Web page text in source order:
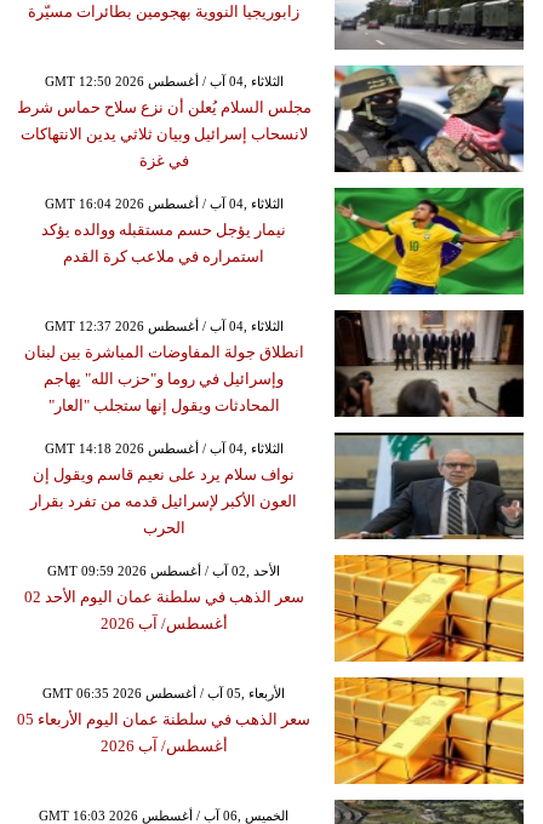
زابوريجيا النووية بهجومين بطائرات مسيّرة
GMT 12:50 2026 الثلاثاء ,04 آب / أغسطس
مجلس السلام يُعلن أن نزع سلاح حماس شرط
لانسحاب إسرائيل وبيان ثلاثي يدين الانتهاكات
في غزة
GMT 16:04 2026 الثلاثاء ,04 آب / أغسطس
نيمار يؤجل حسم مستقبله ووالده يؤكد
استمراره في ملاعب كرة القدم
GMT 12:37 2026 الثلاثاء ,04 آب / أغسطس
انطلاق جولة المفاوضات المباشرة بين لبنان
وإسرائيل في روما و"حزب الله" يهاجم
المحادثات ويقول إنها ستجلب "العار"
GMT 14:18 2026 الثلاثاء ,04 آب / أغسطس
نواف سلام يرد على نعيم قاسم ويقول إن
العون الأكبر لإسرائيل قدمه من تفرد بقرار
الحرب
GMT 09:59 2026 الأحد ,02 آب / أغسطس
سعر الذهب في سلطنة عمان اليوم الأحد 02
أغسطس/ آب 2026
GMT 06:35 2026 الأربعاء ,05 آب / أغسطس
سعر الذهب في سلطنة عمان اليوم الأربعاء 05
أغسطس/ آب 2026
GMT 16:03 2026 الخميس ,06 آب / أغسطس